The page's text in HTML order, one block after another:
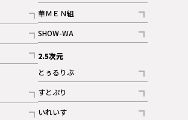
記事
華ＭＥＮ組
記事
SHOW-WA
記事
2.5次元
とぅるりぶ
記事
すとぷり
記事
いれいす